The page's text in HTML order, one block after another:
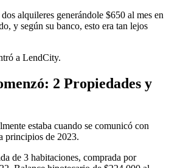
alquileres generándole $650 al mes en
y según su banco, esto era tan lejos
a LendCity.
2 Propiedades y
estaba cuando se comunicó con
principios de 2023.
de 3 habitaciones, comprada por